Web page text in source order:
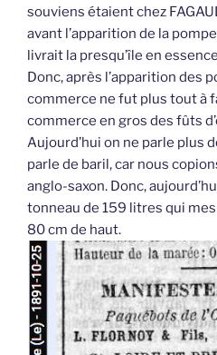
souviens étaient chez
avant l’apparition de la
livrait la presqu’île en
Donc, après l’apparition des
commerce ne fut plus tout à
commerce en gros des fûts
Aujourd’hui on ne parle plus
parle de baril, car nous
anglo-saxon. Donc,
tonneau de 159 litres qui
80 cm de haut.